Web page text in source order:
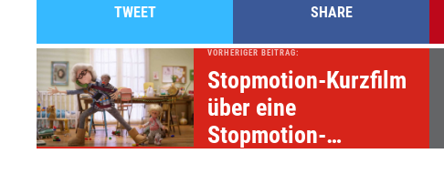
TWEET SHARE
VORHERIGER BEITRAG:
Stopmotion-Kurzfilm
über eine
Stopmotion-